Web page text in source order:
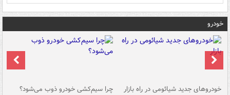
خودرو
خودروهای جدید شیائومی در راه بازار چرا سیم‌کشی خودرو ذوب می‌شود؟